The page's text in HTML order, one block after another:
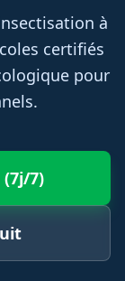
à
certifiés
pour
7)